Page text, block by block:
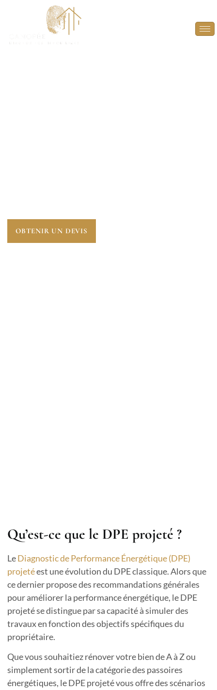
OBTENIR UN DEVIS
Qu’est-ce que le DPE projeté ?
LeDiagnostic de Performance Énergétique (DPE)
projetéest une évolution du DPE classique. Alors que
ce dernier propose des recommandations générales
pour améliorer la performance énergétique, le DPE
projeté se distingue par sa capacité à simuler des
travaux en fonction des objectifs spécifiques du
propriétaire.
Que vous souhaitiez rénover votre bien de A à Z ou
simplement sortir de la catégorie des passoires
énergétiques, le DPE projeté vous offre des scénarios